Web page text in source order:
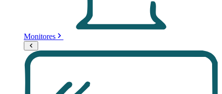
Monitores